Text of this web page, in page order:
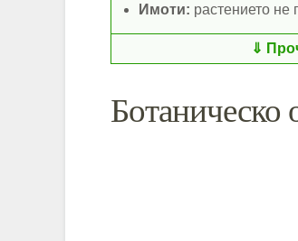
Имоти: растението
Ботаническо